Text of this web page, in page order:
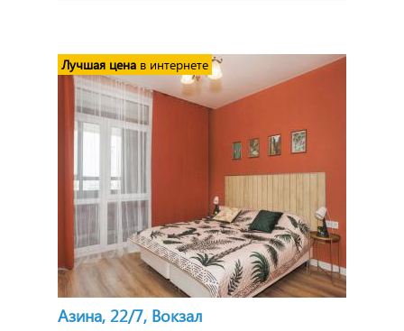
Азина, 22/7, Вокзал
Лучшая цена в интернете